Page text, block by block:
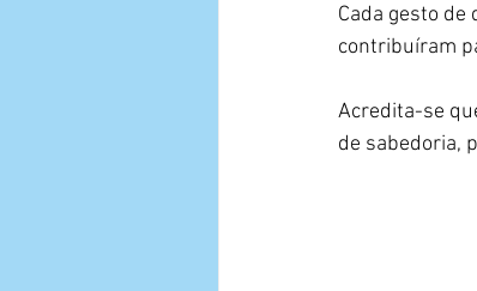
Cada gesto de
contribuíram
Acredita-se
de sabedoria,